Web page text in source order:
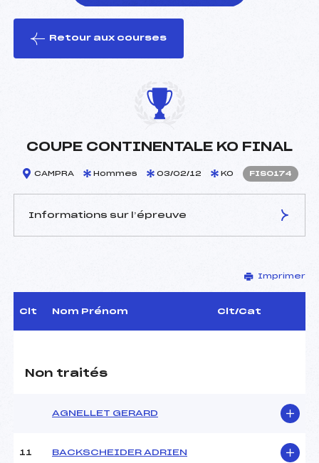
le ski
Retour aux courses
COUPE CONTINENTALE KO FINAL
CAMPRA Hommes 03/02/12 KO FIS0174
Informations sur l’épreuve
–
D.T Adjoint :
–
Dir. Epreuve :
Point Haut :
Imprimer
Clt Nom Prénom Clt/Cat
Non traités
AGNELLET GERARD
11 BACKSCHEIDER ADRIEN